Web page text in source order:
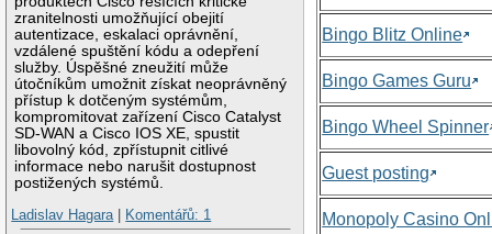
zranitelnosti umožňující obejití
autentizace, eskalaci oprávnění,
vzdálené spuštění kódu a odepření
služby. Úspěšné zneužití může
útočníkům umožnit získat neoprávněný
přístup k dotčeným systémům,
kompromitovat zařízení Cisco Catalyst
SD-WAN a Cisco IOS XE, spustit
libovolný kód, zpřístupnit citlivé
informace nebo narušit dostupnost
postižených systémů.
Ladislav Hagara| Komentářů: 1
Bingo Blitz Online
Bingo Games Guru
Bingo Wheel Spinner
Guest posting
Monopoly Casino